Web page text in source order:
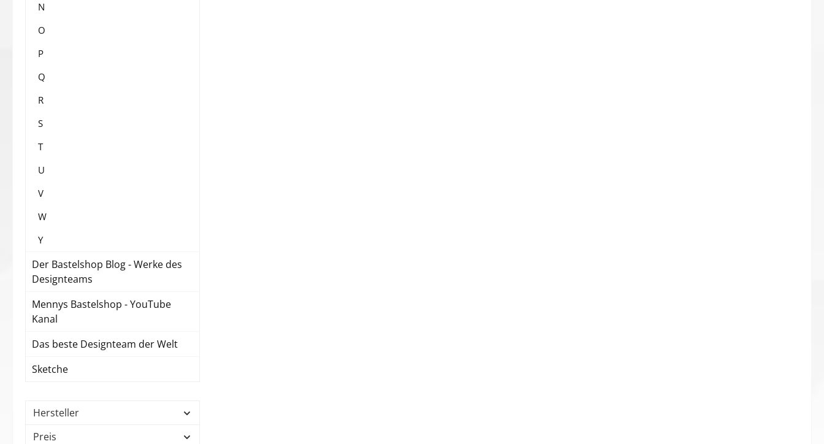
N
O
P
Q
R
S
T
U
V
W
Y
Der Bastelshop Blog - Werke des
Designteams
Mennys Bastelshop - YouTube
Kanal
Das beste Designteam der Welt
Sketche
Hersteller
Preis